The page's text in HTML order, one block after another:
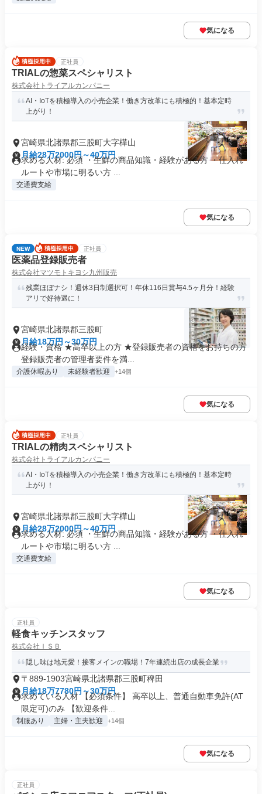
気になる
正社員
TRIALの惣菜スペシャリスト
株式会社トライアルカンパニー
AI・IoTを積極導入の小売企業！働き方改革にも積極的！基本定時
上がり！
宮崎県北諸県郡三股町大字樺山
月給28万2000円～40万円
求める人材: 必須 ・生鮮の商品知識・経験がある方 ・仕入れ
ルートや市場に明るい方 ...
交通費支給
気になる
NEW 正社員
医薬品登録販売者
株式会社マツモトキヨシ九州販売
残業ほぼナシ！週休3日制選択可！年休116日賞与4.5ヶ月分！経験
アリで好待遇に！
宮崎県北諸県郡三股町
月給18万円～30万円
経験・資格 ★高卒以上の方 ★登録販売者の資格をお持ちの方
登録販売者の管理者要件を満...
介護休暇あり 未経験者歓迎 +14個
気になる
正社員
TRIALの精肉スペシャリスト
株式会社トライアルカンパニー
AI・IoTを積極導入の小売企業！働き方改革にも積極的！基本定時
上がり！
宮崎県北諸県郡三股町大字樺山
月給28万2000円～40万円
求める人材: 必須 ・生鮮の商品知識・経験がある方 ・仕入れ
ルートや市場に明るい方 ...
交通費支給
気になる
正社員
軽食キッチンスタッフ
株式会社ＩＳＢ
隠し味は地元愛！接客メインの職場！7年連続出店の成長企業
〒889-1903宮崎県北諸県郡三股町稗田
月給18万7780円～30万円
求めている人材 【必須条件】 高卒以上、普通自動車免許(AT
限定可)のみ 【歓迎条件...
制服あり 主婦・主夫歓迎 +14個
気になる
正社員